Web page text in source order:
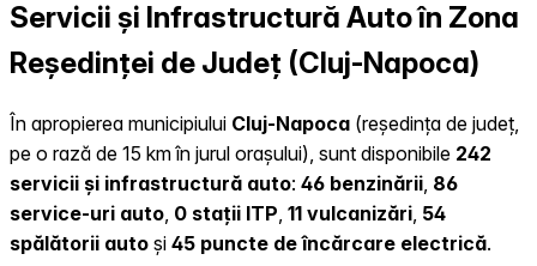
Servicii și Infrastructură Auto în Zona
Reședinței de Județ (Cluj-Napoca)
În apropierea municipiului Cluj-Napoca (reședința de județ,
pe o rază de 15 km în jurul orașului), sunt disponibile 242
servicii și infrastructură auto: 46 benzinării, 86
service-uri auto, 0 stații ITP, 11 vulcanizări, 54
spălătorii auto și 45 puncte de încărcare electrică.